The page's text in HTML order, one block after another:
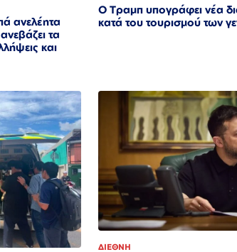
ανελέητα
τα
και
Ο Τραμπ υπογράφει νέα
κατά του τουρισμού των
ΔΙΕΘΝΗ